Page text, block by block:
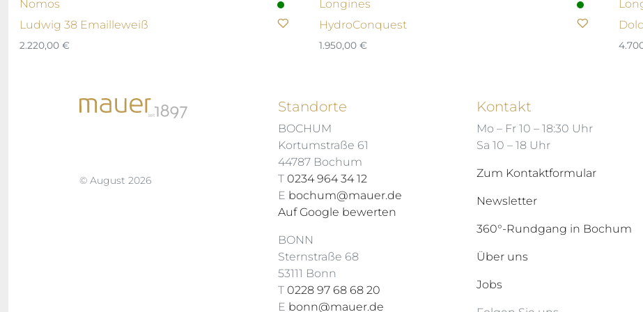
Nomos
Ludwig 38 Emailleweiß
2.220,00 €
Longines
HydroConquest
1.950,00 €
© August 2026
Standorte
BOCHUM
Kortumstraße 61
44787 Bochum
T 0234 964 34 12
E bochum@mauer.de
Auf Google bewerten
BONN
Sternstraße 68
53111 Bonn
T 0228 97 68 68 20
E bonn@mauer.de
Kontakt
Mo – Fr 10 – 18:30 Uhr
Sa 10 – 18 Uhr
Zum Kontaktformular
Newsletter
360°-Rundgang in Bochum
Über uns
Jobs